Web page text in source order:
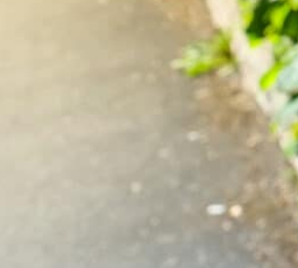
die Hainbuchenhecke zu düngen, ist das
Zeit benötigen sie besonders viele
hilfreich sein, um die Pflanzen für den
die speziell auf die Bedürfnisse von
Material wie Kompost oder gut
verbessert und das Pflanzenwachstum
werden, um sie während der
Der